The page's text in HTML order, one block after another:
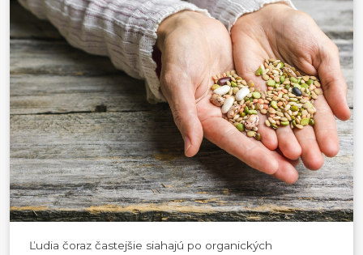
Ľudia čoraz častejšie siahajú po organických